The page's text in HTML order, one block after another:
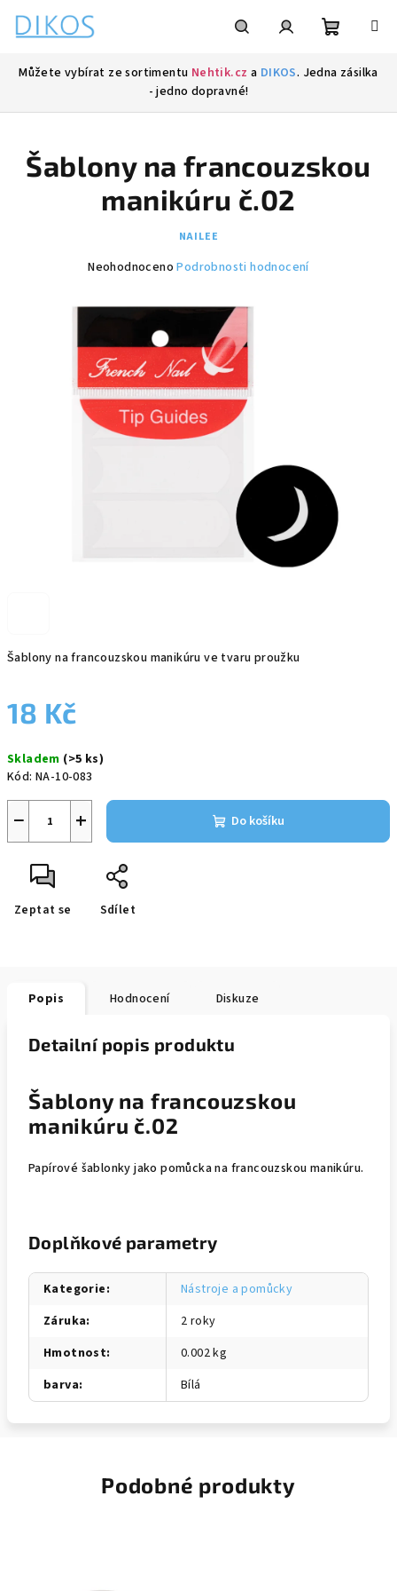
obsah
Můžete vybírat ze sortimentu Nehtik.cz a DIKOS. Jedna zásilka
- jedno dopravné!
Šablony na francouzskou manikúru ve tvaru proužku
18 Kč
cena:
Skladem (>5 ks)
Kód: NA-10-083
+
− Do košíku
Zeptat se Sdílet
Šablony na francouzskou
manikúru č.02
NAILEE
Průměrné
produktu
5
hvězdiček.
Neohodnoceno Podrobnosti hodnocení
Popis Hodnocení Diskuze
Detailní popis produktu
Šablony na francouzskou
manikúru č.02
Papírové šablonky jako pomůcka na francouzskou manikúru.
Doplňkové parametry
Kategorie:
Nástroje a pomůcky
Záruka:
2 roky
Hmotnost:
0.002 kg
barva: Bílá
Podobné produkty